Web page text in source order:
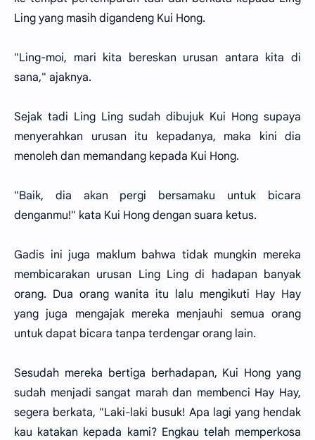
Ling yang masih digandeng Kui Hong.
"Ling-moi, mari kita bereskan urusan antara kita di
sana," ajaknya.
Sejak tadi Ling Ling sudah dibujuk Kui Hong supaya
menyerahkan urusan itu kepadanya, maka kini dia
menoleh dan memandang kepada Kui Hong.
"Baik, dia akan pergi bersamaku untuk bicara
denganmu!" kata Kui Hong dengan suara ketus.
Gadis ini juga maklum bahwa tidak mungkin mereka
membicarakan urusan Ling Ling di hadapan banyak
orang. Dua orang wanita itu lalu mengikuti Hay Hay
yang juga mengajak mereka menjauhi semua orang
untuk dapat bicara tanpa terdengar orang lain.
Sesudah mereka bertiga berhadapan, Kui Hong yang
sudah menjadi sangat marah dan membenci Hay Hay,
segera berkata, "Laki-laki busuk! Apa lagi yang hendak
kau katakan kepada kami? Engkau telah memperkosa